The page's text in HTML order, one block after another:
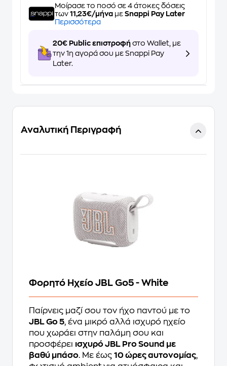
Μοίρασε το ποσό σε 4 άτοκες δόσεις
των 11,23€/μήνα με Snappi Pay Later
Περισσότερα
20€ Public επιστροφή στο Wallet, με
την 1η αγορά σου με Snappi Pay
Later.
Αναλυτική Περιγραφή
Φορητό Ηχείο JBL Go5 - White
Παίρνεις μαζί σου τον ήχο παντού με το
JBL Go 5, ένα μικρό αλλά ισχυρό ηχείο
που χωράει στην παλάμη σου και
προσφέρει ισχυρό JBL Pro Sound με
βαθύ μπάσο. Με έως 10 ώρες αυτονομίας,